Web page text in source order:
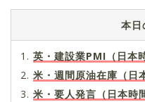
本日
英・建設業PMI（日本
米・週間原油在庫（日
米・要人発言（日本時